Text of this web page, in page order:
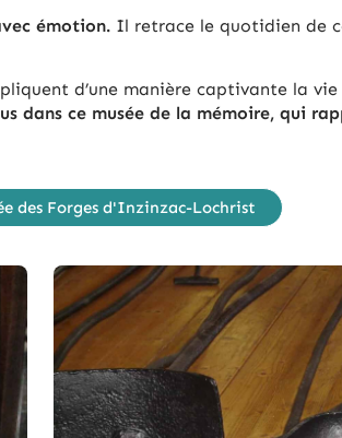
émotion. Il retrace le quotidien de
d’une manière captivante la
dans ce musée de la mémoire, qui
des Forges d'Inzinzac-Lochrist